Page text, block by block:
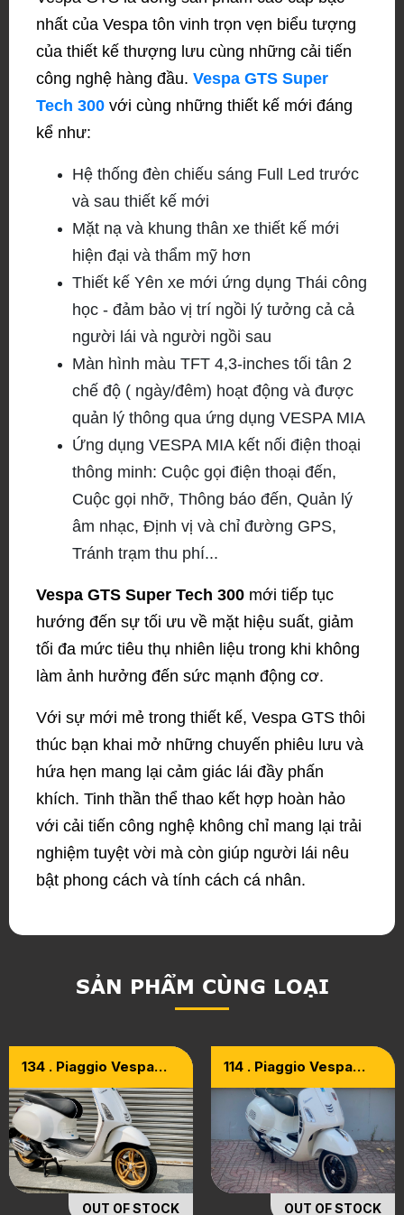
nhất của Vespa tôn vinh trọn vẹn biểu tượng
của thiết kế thượng lưu cùng những cải tiến
công nghệ hàng đầu. Vespa GTS Super
Tech 300 với cùng những thiết kế mới đáng
kể như:
Hệ thống đèn chiếu sáng Full Led trước
và sau thiết kế mới
Mặt nạ và khung thân xe thiết kế mới
hiện đại và thẩm mỹ hơn
Thiết kế Yên xe mới ứng dụng Thái công
học - đảm bảo vị trí ngồi lý tưởng cả cả
người lái và người ngồi sau
Màn hình màu TFT 4,3-inches tối tân 2
chế độ ( ngày/đêm) hoạt động và được
quản lý thông qua ứng dụng VESPA MIA
Ứng dụng VESPA MIA kết nối điện thoại
thông minh: Cuộc gọi điện thoại đến,
Cuộc gọi nhỡ, Thông báo đến, Quản lý
âm nhạc, Định vị và chỉ đường GPS,
Tránh trạm thu phí...
Vespa GTS Super Tech 300 mới tiếp tục
hướng đến sự tối ưu về mặt hiệu suất, giảm
tối đa mức tiêu thụ nhiên liệu trong khi không
làm ảnh hưởng đến sức mạnh động cơ.
Với sự mới mẻ trong thiết kế, Vespa GTS thôi
thúc bạn khai mở những chuyến phiêu lưu và
hứa hẹn mang lại cảm giác lái đầy phấn
khích. Tinh thần thể thao kết hợp hoàn hảo
với cải tiến công nghệ không chỉ mang lại trải
nghiệm tuyệt vời mà còn giúp người lái nêu
bật phong cách và tính cách cá nhân.
SẢN PHẨM CÙNG LOẠI
134 . Piaggio Vespa
Trắng Sporty 2017
OUT OF STOCK
114 . Piaggio Vespa
2017
OUT OF STOCK